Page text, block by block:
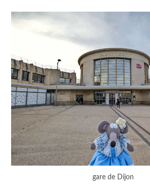
gare de Dijon